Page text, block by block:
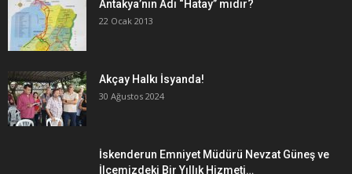
Antakya’nın Adı “Hatay” mıdır?
22 Ocak 2013
Akçay Halkı İsyanda!
30 Ağustos 2024
İskenderun Emniyet Müdürü Nevzat Güneş ve
İlçemizdeki Bir Yıllık Hizmeti…